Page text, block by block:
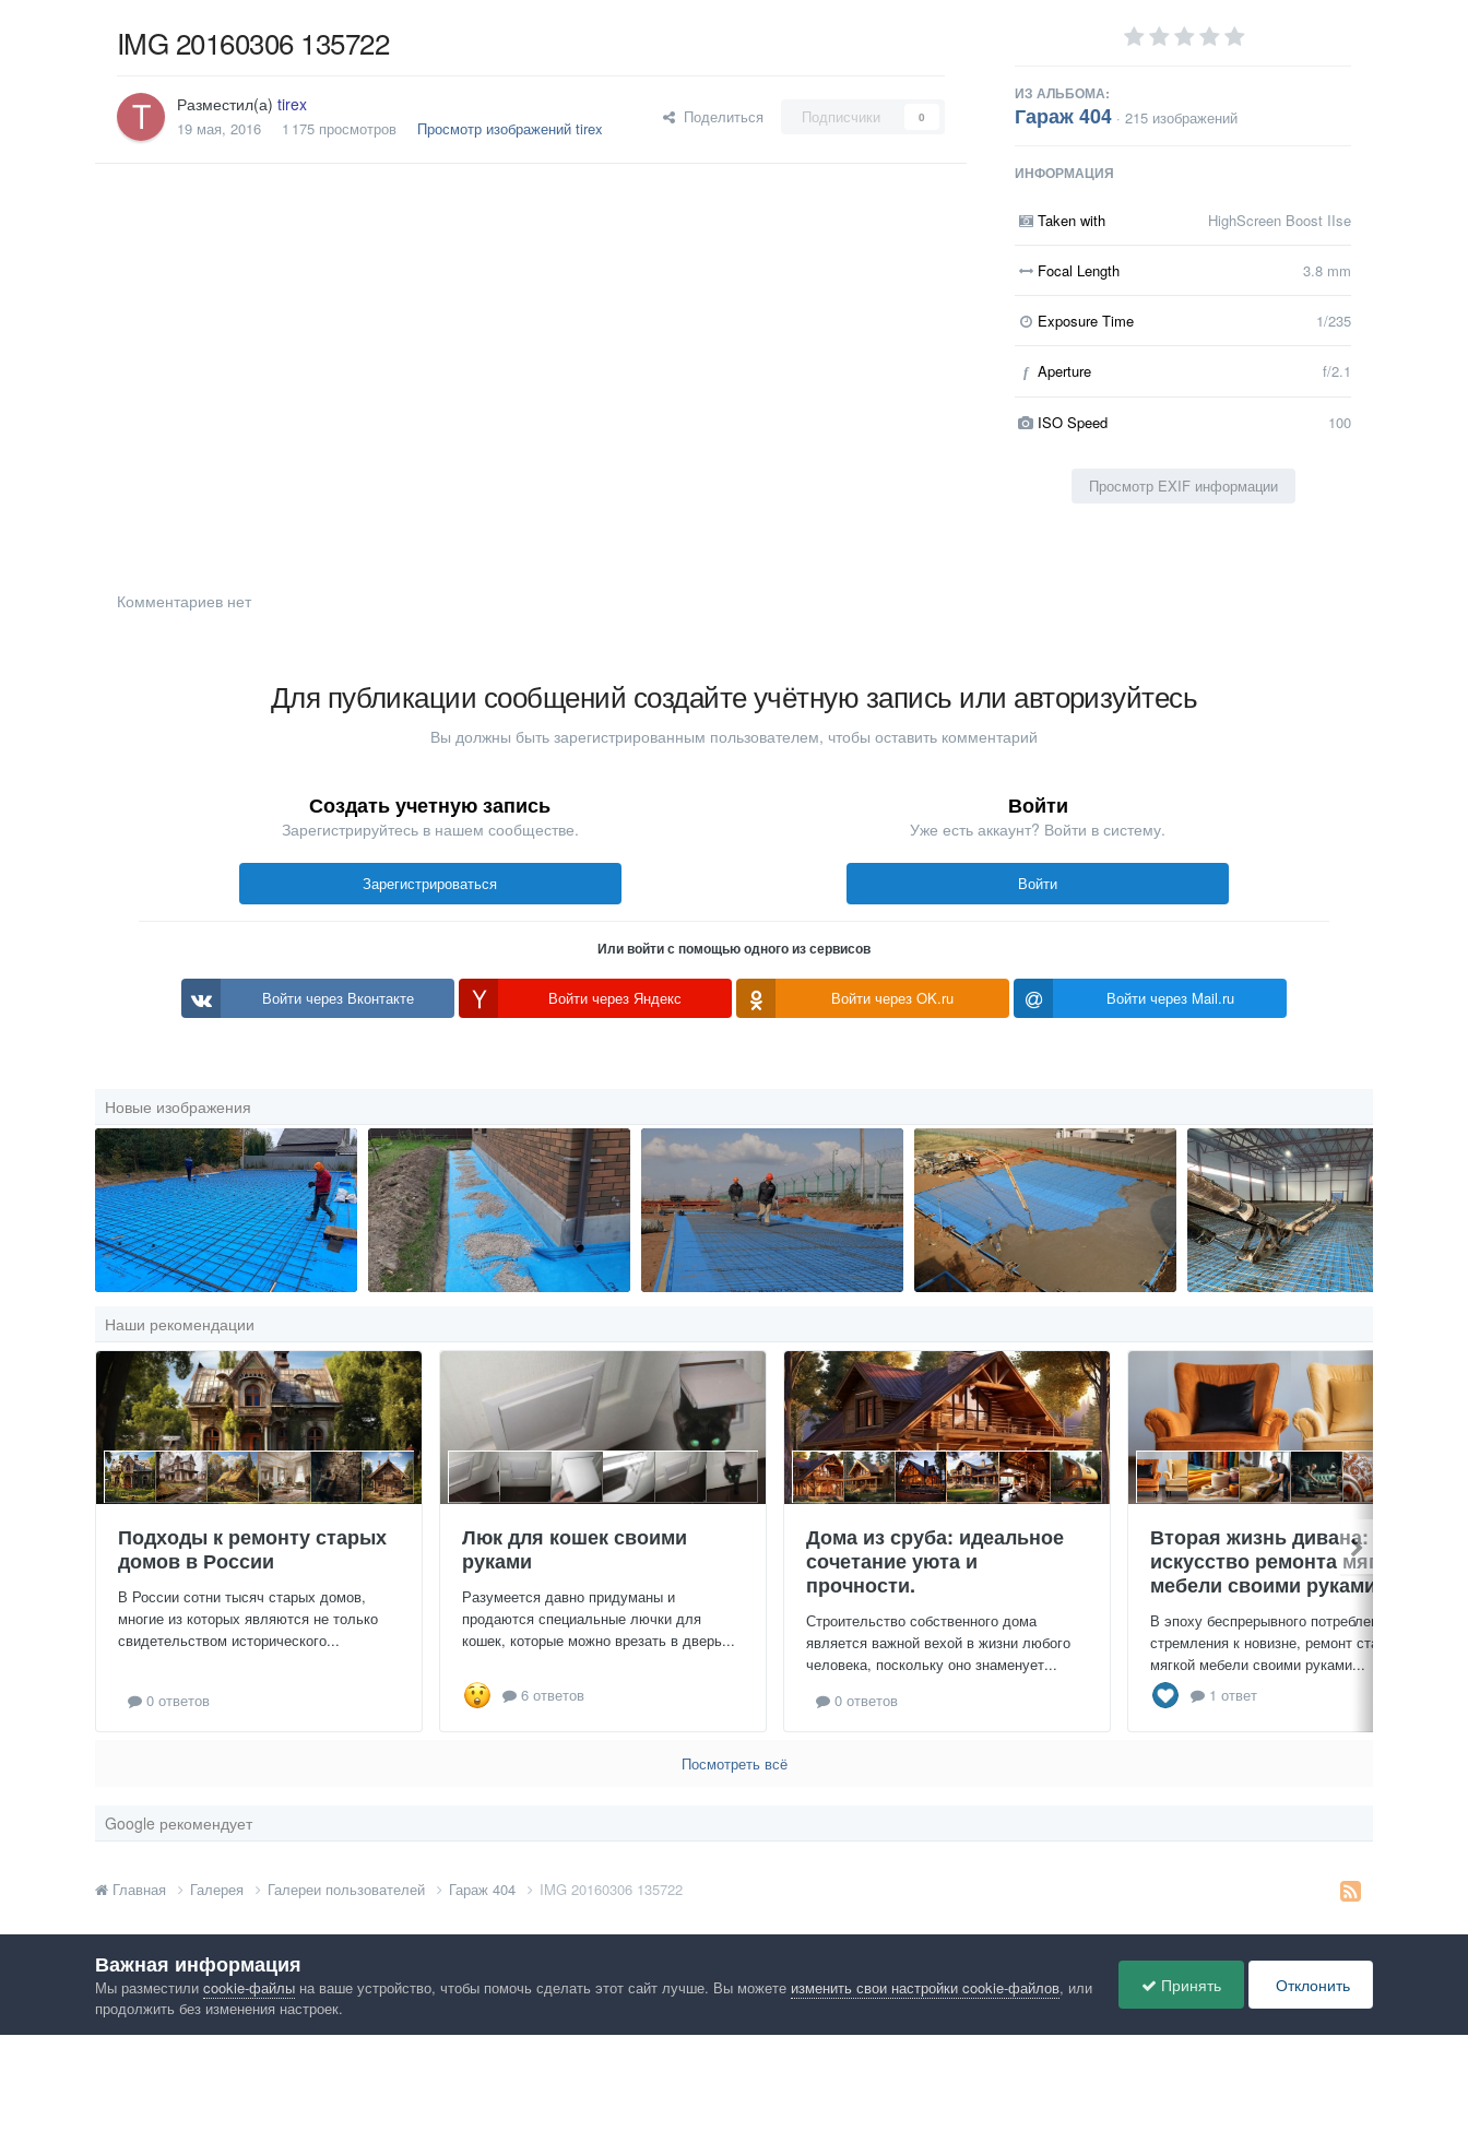
IMG 20160306 135722
Разместил(а) tirex
19 мая, 2016 1 175 просмотров Просмотр изображений tirex
Поделиться Подписчики 0
ИЗ АЛЬБОМА:
Гараж 404 · 215 изображений
ИНФОРМАЦИЯ
Taken with HighScreen Boost IIse
Focal Length 3.8 mm
Exposure Time 1/235
f Aperture f/2.1
ISO Speed 100
Просмотр EXIF информации
Комментариев нет
Для публикации сообщений создайте учётную запись или авторизуйтесь
Вы должны быть зарегистрированным пользователем, чтобы оставить комментарий
Создать учетную запись
Зарегистрируйтесь в нашем сообществе.
Зарегистрироваться
Войти
Уже есть аккаунт? Войти в систему.
Войти
Или войти с помощью одного из сервисов
Войти через Вконтакте Войти через Яндекс Войти через OK.ru Войти через Mail.ru
Новые изображения
Наши рекомендации
Подходы к ремонту старых
домов в России
В России сотни тысяч старых домов,
многие из которых являются не только
свидетельством исторического...
0 ответов
Люк для кошек своими
руками
Разумеется давно придуманы и
продаются специальные лючки для
кошек, которые можно врезать в дверь...
6 ответов
Дома из сруба: идеальное
сочетание уюта и
прочности.
Строительство собственного дома
является важной вехой в жизни любого
человека, поскольку оно знаменует...
0 ответов
Вторая жизнь дивана:
искусство ремонта мягкой
мебели своими руками
В эпоху беспрерывного потребления и
стремления к новизне, ремонт старой
мягкой мебели своими руками...
1 ответ
Посмотреть всё
Google рекомендует
Главная Галерея Галереи пользователей Гараж 404 IMG 20160306 135722
Язык Конфиденциальность Обратная связь Cookies Правила Таблица лидеров Администрация
Важная информация
Мы разместили cookie-файлы на ваше устройство, чтобы помочь сделать этот сайт лучше. Вы можете изменить свои настройки cookie-файлов, или
продолжить без изменения настроек.
Принять Отклонить